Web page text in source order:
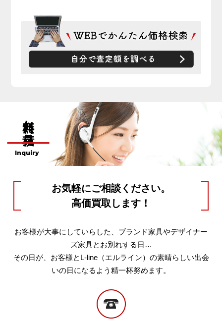
無料お見積り
Inquiry
お気軽にご相談ください。
高価買取します！
お客様が大事にしていらした、ブランド家具やデザイナー
ズ家具とお別れする日…
その日が、お客様とL-line（エルライン）の素晴らしい出会
いの日になるよう精一杯努めます。